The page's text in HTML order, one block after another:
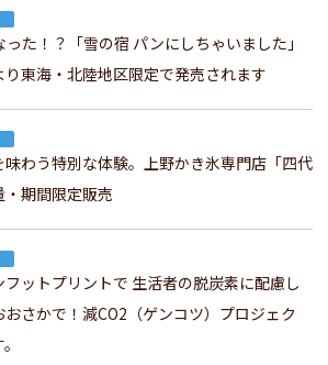
った！？「雪の宿 パンにしちゃいました」
東海・北陸地区限定で発売されます
わう特別な体験。上野かき氷専門店「四代
期間限定販売
ットプリントで 生活者の脱炭素に配慮し
さかで！減CO2（ゲンコツ）プロジェク